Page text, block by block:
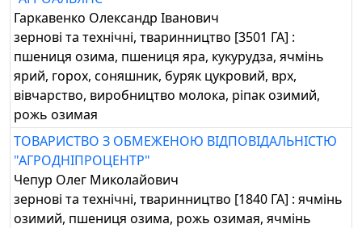
Гаркавенко Олександр Іванович
зернові та технічні, тваринництво [3501 ГА] :
пшениця озима, пшениця яра, кукурудза, ячмінь
ярий, горох, соняшник, буряк цукровий, врх,
вівчарство, виробництво молока, ріпак озимий,
рожь озимая
ТОВАРИСТВО З ОБМЕЖЕНОЮ ВІДПОВІДАЛЬНІСТЮ
"АГРОДНІПРОЦЕНТР"
Чепур Олег Миколайович
зернові та технічні, тваринництво [1840 ГА] : ячмінь
озимий, пшениця озима, рожь озимая, ячмінь